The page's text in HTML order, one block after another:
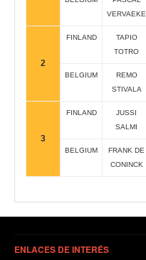
VERVAEKE
2
FINLAND
TAPIO
TOTRO
BELGIUM
REMO
STIVALA
3
FINLAND
JUSSI
SALMI
BELGIUM
FRANK DE
CONINCK
ENLACES DE INTERÉS